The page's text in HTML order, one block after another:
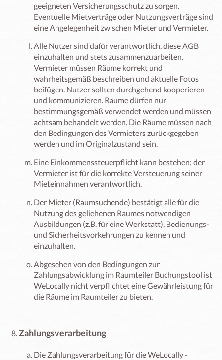
geeigneten Versicherungsschutz zu sorgen.
Eventuelle Mietverträge oder Nutzungsverträge sind
eine Angelegenheit zwischen Mieter und Vermieter.
Alle Nutzer sind dafür verantwortlich, diese AGB
einzuhalten und stets zusammenzuarbeiten.
Vermieter müssen Räume korrekt und
wahrheitsgemäß beschreiben und aktuelle Fotos
beifügen. Nutzer sollten durchgehend kooperieren
und kommunizieren. Räume dürfen nur
bestimmungsgemäß verwendet werden und müssen
achtsam behandelt werden. Die Räume müssen nach
den Bedingungen des Vermieters zurückgegeben
werden und im Originalzustand sein.
Eine Einkommenssteuerpflicht kann bestehen; der
Vermieter ist für die korrekte Versteuerung seiner
Mieteinnahmen verantwortlich.
Der Mieter (Raumsuchende) bestätigt alle für die
Nutzung des geliehenen Raumes notwendigen
Ausbildungen (z.B. für eine Werkstatt), Bedienungs-
und Sicherheitsvorkehrungen zu kennen und
einzuhalten.
Abgesehen von den Bedingungen zur
Zahlungsabwicklung im Raumteiler Buchungstool ist
WeLocally nicht verpflichtet eine Gewährleistung für
die Räume im Raumteiler zu bieten.
Zahlungsverarbeitung
Die Zahlungsverarbeitung für die WeLocally -